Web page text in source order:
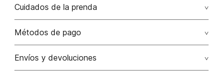
Blusa manga sisa crochet algodón 100% 100.00%
algodón/cotton
Cuidados de la prenda
Lavado profesional en seco. evite el roce de la prenda
No lavar
Métodos de pago
Tarjetas de crédito: Visa, Dinners, Master Card y American
Envíos y devoluciones